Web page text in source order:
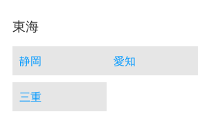
東海
静岡 愛知
三重